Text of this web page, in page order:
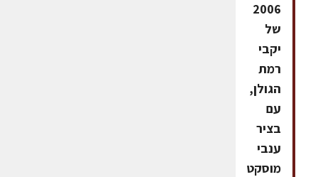
2006
של
יקבי
רמת
הגולן,
עם
בציר
ענבי
מוסקט